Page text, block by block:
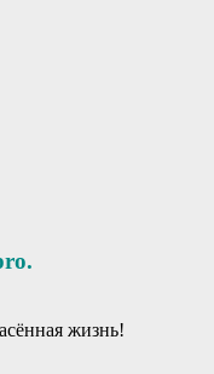
жизнь!